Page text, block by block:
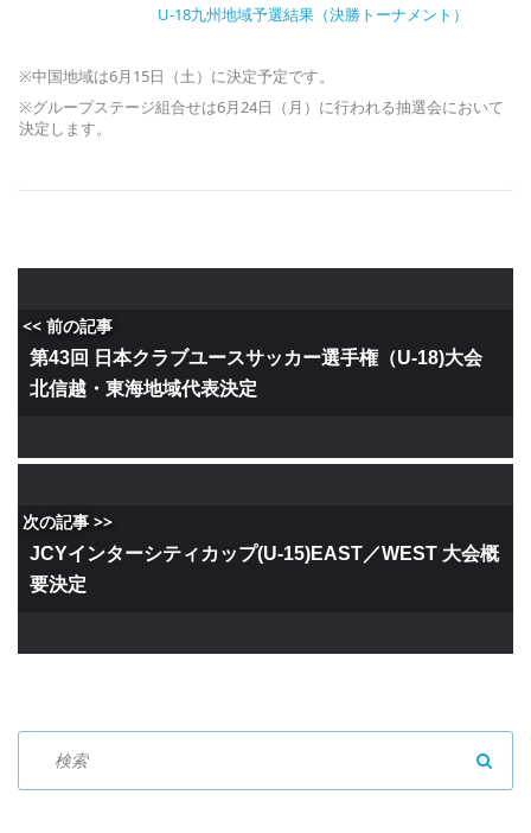
U-18九州地域予選結果（決勝トーナメント）
※中国地域は6月15日（土）に決定予定です。
※グループステージ組合せは6月24日（月）に行われる抽選会において
決定します。
<< 前の記事
第43回 日本クラブユースサッカー選手権（U-18)大会
北信越・東海地域代表決定
次の記事 >>
JCYインターシティカップ(U-15)EAST／WEST 大会概
要決定